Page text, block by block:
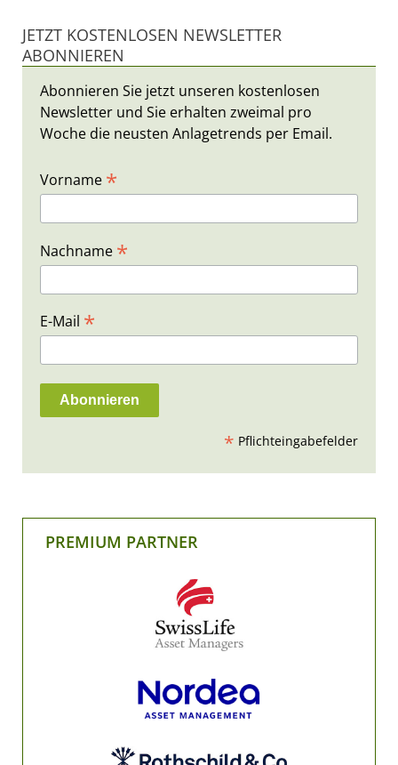
JETZT KOSTENLOSEN NEWSLETTER
ABONNIEREN
Abonnieren Sie jetzt unseren kostenlosen
Newsletter und Sie erhalten zweimal pro
Woche die neusten Anlagetrends per Email.
Vorname *
Nachname *
E-Mail *
* Pflichteingabefelder
PREMIUM PARTNER